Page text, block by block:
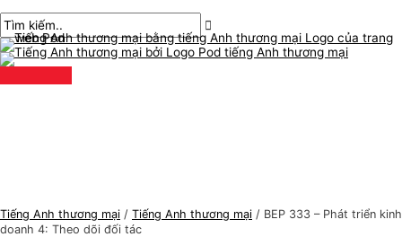
đến
nội
dung
đơn
chính
Tiếng Anh thương mại / Tiếng Anh thương mại / BEP 333 – Phát triển kinh
doanh 4: Theo dõi đối tác
chuyển
hướng
ở
đây..
mail*
C
h
ủ
đ
g
T
ì
m
k